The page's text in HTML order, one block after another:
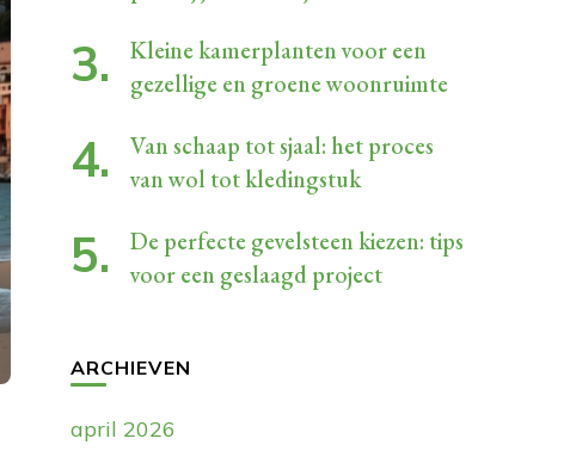
Kleine kamerplanten voor een
gezellige en groene woonruimte
Van schaap tot sjaal: het proces
van wol tot kledingstuk
De perfecte gevelsteen kiezen: tips
voor een geslaagd project
ARCHIEVEN
april 2026